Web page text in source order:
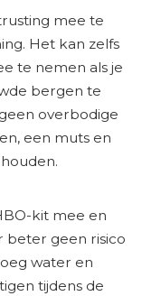
mee te
Het kan zelfs
te nemen als je
bergen te
overbodige
een muts en
kit mee en
beter geen risico
water en
tijdens de